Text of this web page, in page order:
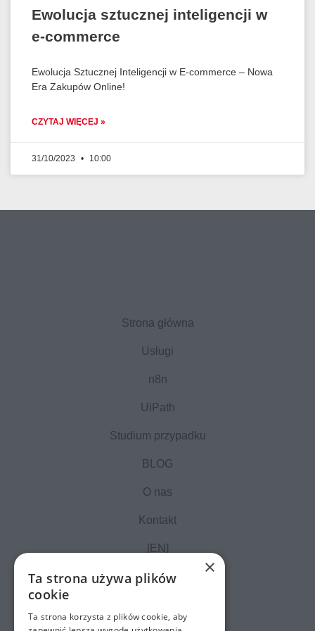
Ewolucja sztucznej inteligencji w
e-commerce
Ewolucja Sztucznej Inteligencji w E-commerce – Nowa
Era Zakupów Online!
CZYTAJ WIĘCEJ »
31/10/2023 10:00
Strona główna
Usługi
n8n
UiPath
Studium przypadku
BLOG
O nas
Kontakt
[EN]
×
Ta strona używa plików
cookie
Ta strona korzysta z plików cookie, aby